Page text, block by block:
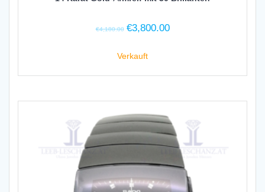
€4,180.00 Ursprünglicher
war:
€3,800.00Aktueller
Verkauft